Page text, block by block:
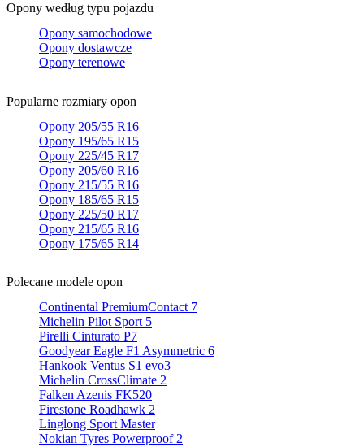
Opony według typu pojazdu
Opony samochodowe
Opony dostawcze
Opony terenowe
Popularne rozmiary opon
Opony 205/55 R16
Opony 195/65 R15
Opony 225/45 R17
Opony 205/60 R16
Opony 215/55 R16
Opony 185/65 R15
Opony 225/50 R17
Opony 215/65 R16
Opony 175/65 R14
Polecane modele opon
Continental PremiumContact 7
Michelin Pilot Sport 5
Pirelli Cinturato P7
Goodyear Eagle F1 Asymmetric 6
Hankook Ventus S1 evo3
Michelin CrossClimate 2
Falken Azenis FK520
Firestone Roadhawk 2
Linglong Sport Master
Nokian Tyres Powerproof 2